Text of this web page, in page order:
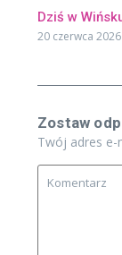
Dziś w
20 czerwca 2026
Zostaw
Twój adres e-